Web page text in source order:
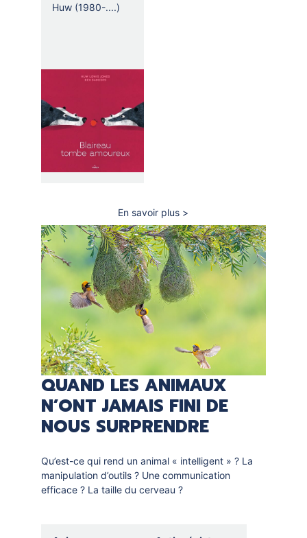
Huw (1980-....)
En savoir plus sur
Le
blaireau
:
un
voisin
ignoré
QUAND LES ANIMAUX
N’ONT JAMAIS FINI DE
NOUS SURPRENDRE
Qu’est-ce qui rend un animal « intelligent » ? La
manipulation d’outils ? Une communication
efficace ? La taille du cerveau ?